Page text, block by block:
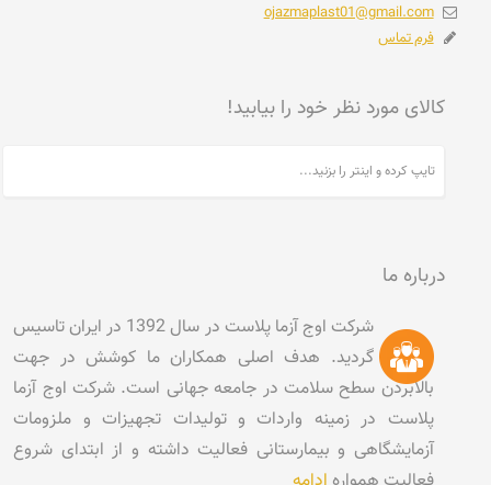
ojazmaplast01@gmail.com
فرم تماس
کالای مورد نظر خود را بیابید!
درباره ما
شرکت اوج آزما پلاست در سال 1392 در ایران تاسیس
گردید. هدف اصلی همکاران ما کوشش در جهت
بالابردن سطح سلامت در جامعه جهانی است. شرکت اوج آزما
پلاست در زمینه واردات و تولیدات تجهیزات و ملزومات
آزمایشگاهی و بیمارستانی فعالیت داشته و از ابتدای شروع